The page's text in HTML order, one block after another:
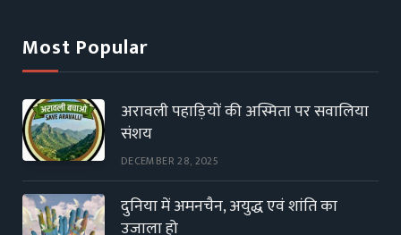
Most Popular
अरावली पहाड़ियों की अस्मिता पर सवालिया
संशय
DECEMBER 28, 2025
दुनिया में अमनचैन, अयुद्ध एवं शांति का
उजाला हो